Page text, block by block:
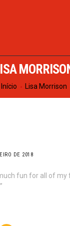
Início Lisa Morrison
DE 2018
fun for all of my